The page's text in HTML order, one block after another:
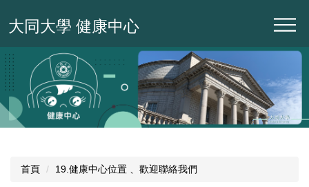
到
要
內
容
區
大同大學 健康中心
首頁 19.健康中心位置 、歡迎聯絡我們